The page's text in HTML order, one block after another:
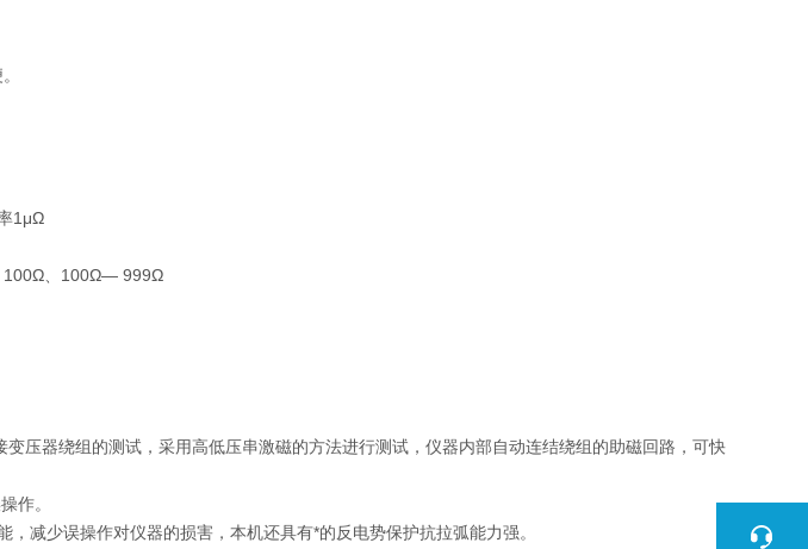
1μΩ
、100Ω— 999Ω
压器绕组的测试，采用高低压串激磁的方法进行测试，仪器内部自动连结绕组的助磁回路，可快
作。
减少误操作对仪器的损害，本机还具有*的反电势保护抗拉弧能力强。